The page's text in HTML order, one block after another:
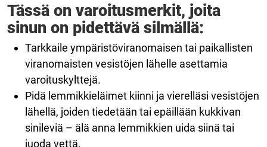
Tässä on varoitusmerkit, joita
sinun on pidettävä silmällä:
Tarkkaile ympäristöviranomaisen tai paikallisten
viranomaisten vesistöjen lähelle asettamia
varoituskylttejä.
Pidä lemmikkieläimet kiinni ja vierelläsi vesistöjen
lähellä, joiden tiedetään tai epäillään kukkivan
sinileviä – älä anna lemmikkien uida siinä tai
juoda vettä.